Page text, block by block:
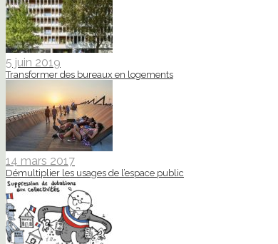
5 juin 2019
Transformer des bureaux en logements
14 mars 2017
Démultiplier les usages de l’espace public